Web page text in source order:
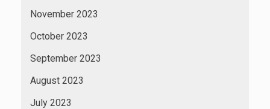
November 2023
October 2023
September 2023
August 2023
July 2023